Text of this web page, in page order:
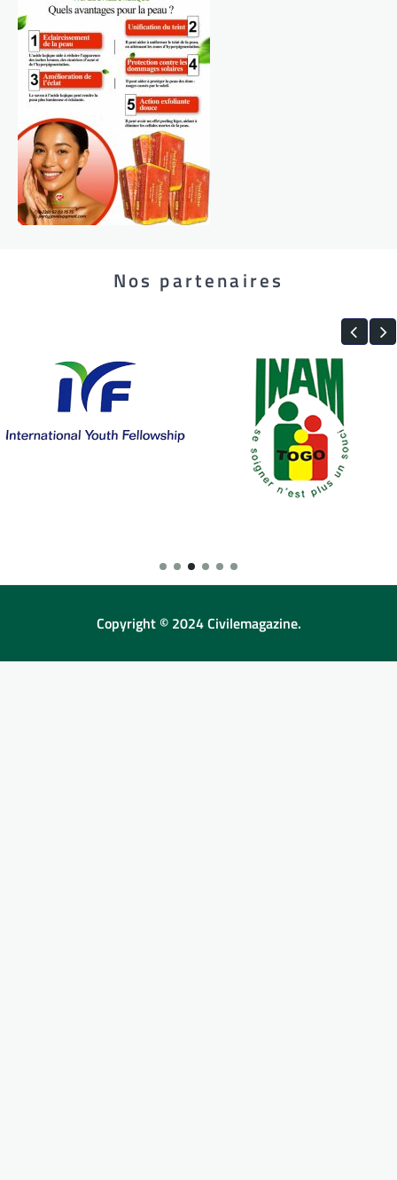
Nos partenaires
Copyright © 2024 Civilemagazine.